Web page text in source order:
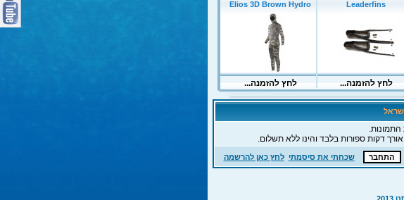
התמונות.
דקות ספורות בלבד והינו ללא תשלום.
שכחתי את סיסמתי לחץ כאן להרשמה